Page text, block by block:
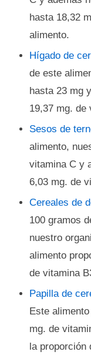
hasta 18,32
alimento.
Hígado de
de este
hasta 23 mg
19,37 mg. de
Sesos de
alimento,
vitamina C y
6,03 mg. de
Cereales de
100 gramos
nuestro
alimento
de vitamina
Papilla de
Este
mg. de
la proporción